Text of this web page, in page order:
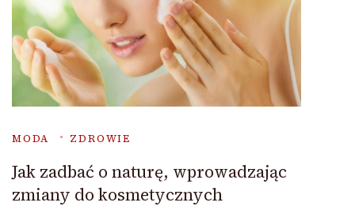
MODA ZDROWIE
Jak zadbać o naturę, wprowadzając
zmiany do kosmetycznych